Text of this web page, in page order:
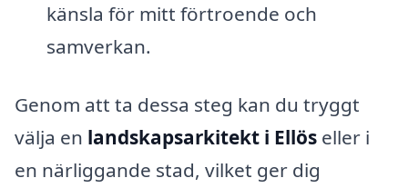
känsla för mitt förtroende och
samverkan.
Genom att ta dessa steg kan du tryggt
välja en landskapsarkitekt i Ellös eller i
en närliggande stad, vilket ger dig